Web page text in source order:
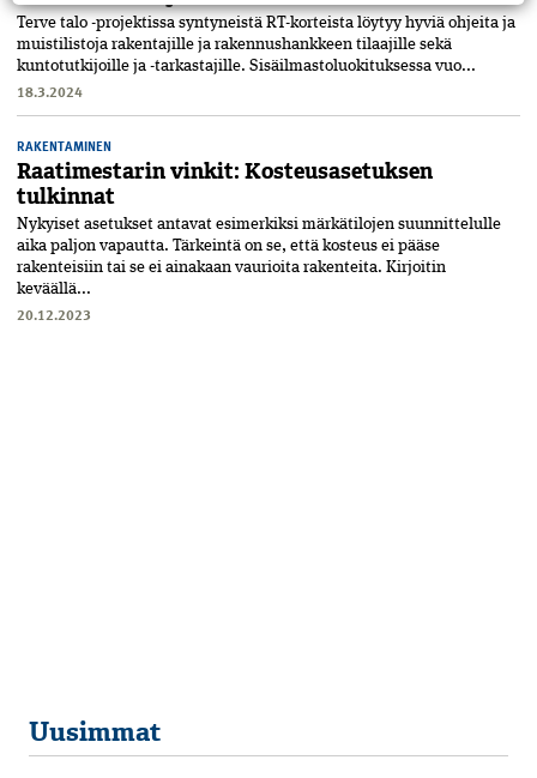
Terve talo -projektissa syntyneistä RT-korteista löytyy hyviä ohjeita ja
muistilistoja rakentajille ja rakennushankkeen tilaajille sekä
kuntotutkijoille ja -tarkastajille. Sisäilmastoluokituksessa vuo...
18.3.2024
RAKENTAMINEN
Raatimestarin vinkit: Kosteusasetuksen
tulkinnat
Nykyiset asetukset antavat esimerkiksi märkätilojen suunnittelulle
aika paljon vapautta. Tärkeintä on se, että kosteus ei pääse
rakenteisiin tai se ei ainakaan vaurioita rakenteita. Kirjoitin
keväällä...
20.12.2023
Uusimmat